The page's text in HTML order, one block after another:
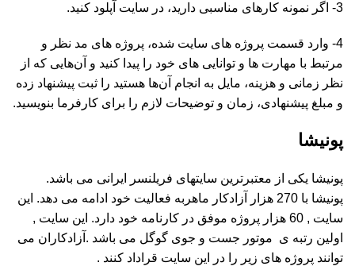
3- اگر نمونه کارهای مناسبی دارید، در سایت آپلود کنید.
4- وارد قسمت پروژه های سایت شده، پروژه های مد نظر و
مرتبط با مهارت ها و توانایی های خود را پیدا کنید و آن‌هایی که از
نظر زمانی و هزینه، مایل به انجام آن‌ها هستید را ثبت پیشنهاد زده
و مبلغ پیشنهادی، زمان و توضیحات لازم را برای کارفرما بنویسید.
پونیشا
پونیشا یکی از معتبرترین سایتهای فریلنسر ایرانی می باشد.
پونیشا با 270 هزار آزادکار ماهربه فعالیت خود ادامه می دهد. این
سایت , 60 هزار پروژه موفق در کارنامه خود دارد. این سایت ,
اولین رتبه ی موتور جست و جوی گوگل می باشد .آزادکاران می
توانند پروژه های زیر را در این سایت قراداد کنند .